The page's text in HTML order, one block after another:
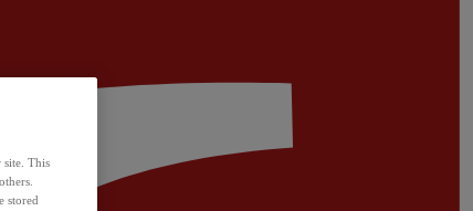
site. This
stored